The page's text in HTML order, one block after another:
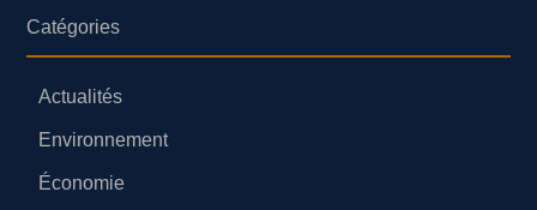
Catégories
Actualités
Environnement
Économie